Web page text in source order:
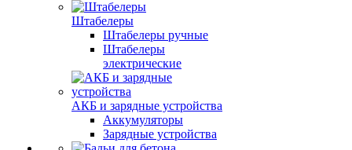
Штабелеры
Штабелеры ручные
Штабелеры
электрические
АКБ и зарядные устройства
Аккумуляторы
Зарядные устройства